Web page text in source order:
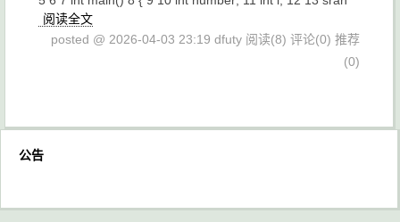
阅读全文
posted @ 2026-04-03 23:19 dfuty 阅读(8) 评论(0) 推荐
(0)
公告